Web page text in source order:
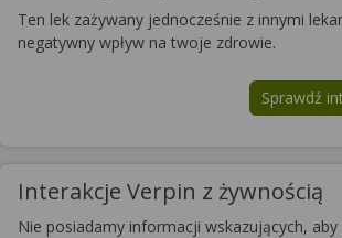
Ten lek zażywany jednocześnie z innymi
negatywny wpływ na twoje zdrowie.
Sprawdź
Interakcje Verpin z żywnością
Nie posiadamy informacji wskazujących, aby